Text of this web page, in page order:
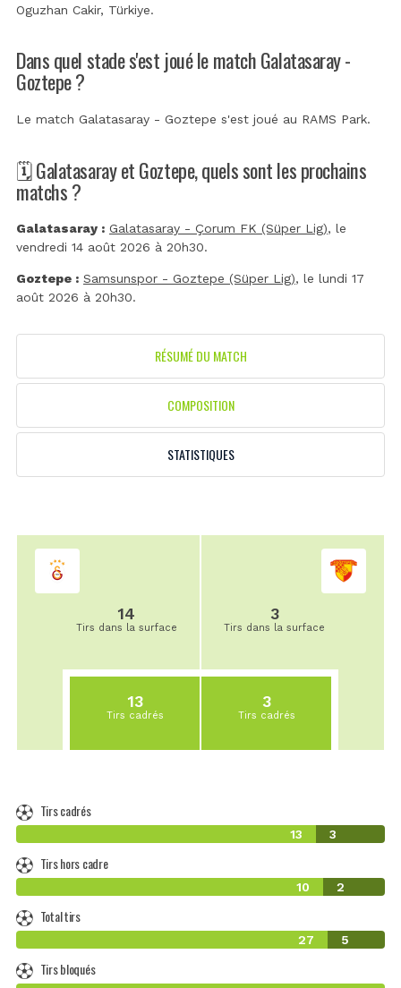
Oguzhan Cakir, Türkiye.
Dans quel stade s'est joué le match Galatasaray -
Goztepe ?
Le match Galatasaray - Goztepe s'est joué au RAMS Park.
🗓️ Galatasaray et Goztepe, quels sont les prochains
matchs ?
Galatasaray : Galatasaray - Çorum FK (Süper Lig), le
vendredi 14 août 2026 à 20h30.
Goztepe : Samsunspor - Goztepe (Süper Lig), le lundi 17
août 2026 à 20h30.
RÉSUMÉ DU MATCH
COMPOSITION
STATISTIQUES
14
Tirs dans la surface
13
Tirs cadrés
3
Tirs dans la surface
3
Tirs cadrés
Tirs cadrés
13 3
Tirs hors cadre
10 2
Total tirs
27 5
Tirs bloqués